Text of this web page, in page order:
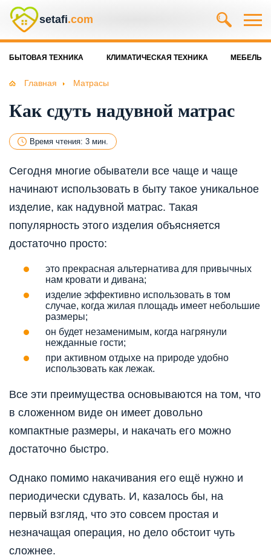
setafi.com
БЫТОВАЯ ТЕХНИКА КЛИМАТИЧЕСКАЯ ТЕХНИКА МЕБЕЛЬ
Главная Матрасы
Как сдуть надувной матрас
Время чтения: 3 мин.
Сегодня многие обыватели все чаще и чаще
начинают использовать в быту такое уникальное
изделие, как надувной матрас. Такая
популярность этого изделия объясняется
достаточно просто:
это прекрасная альтернатива для привычных
нам кровати и дивана;
изделие эффективно использовать в том
случае, когда жилая площадь имеет небольшие
размеры;
он будет незаменимым, когда нагрянули
нежданные гости;
при активном отдыхе на природе удобно
использовать как лежак.
Все эти преимущества основываются на том, что
в сложенном виде он имеет довольно
компактные размеры, и накачать его можно
достаточно быстро.
Однако помимо накачивания его ещё нужно и
периодически сдувать. И, казалось бы, на
первый взгляд, что это совсем простая и
незначащая операция, но дело обстоит чуть
сложнее.